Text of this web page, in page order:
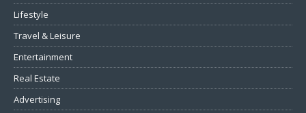
Lifestyle
Travel & Leisure
Entertainment
Real Estate
Advertising